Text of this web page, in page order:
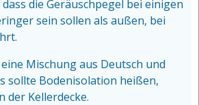
die Geräuschpegel bei einigen
sein sollen als außen, bei
Mischung aus Deutsch und
sollte Bodenisolation heißen,
der Kellerdecke.